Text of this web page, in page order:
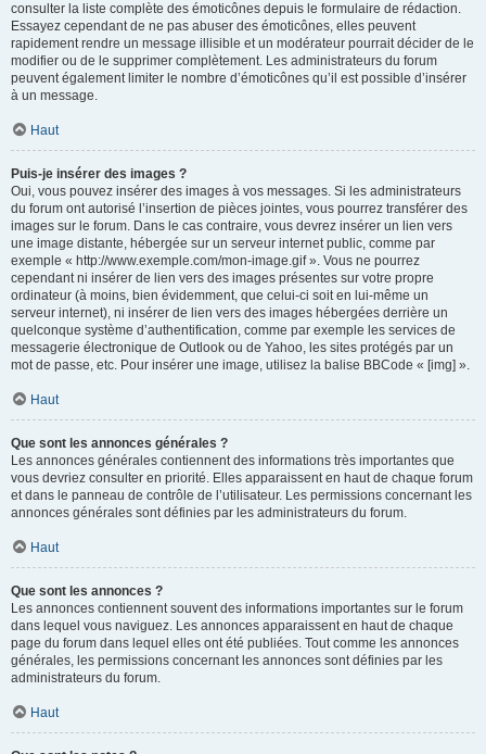
consulter la liste complète des émoticônes depuis le formulaire de rédaction.
Essayez cependant de ne pas abuser des émoticônes, elles peuvent
rapidement rendre un message illisible et un modérateur pourrait décider de le
modifier ou de le supprimer complètement. Les administrateurs du forum
peuvent également limiter le nombre d’émoticônes qu’il est possible d’insérer
à un message.
Haut
Puis-je insérer des images ?
Oui, vous pouvez insérer des images à vos messages. Si les administrateurs
du forum ont autorisé l’insertion de pièces jointes, vous pourrez transférer des
images sur le forum. Dans le cas contraire, vous devrez insérer un lien vers
une image distante, hébergée sur un serveur internet public, comme par
exemple « http://www.exemple.com/mon-image.gif ». Vous ne pourrez
cependant ni insérer de lien vers des images présentes sur votre propre
ordinateur (à moins, bien évidemment, que celui-ci soit en lui-même un
serveur internet), ni insérer de lien vers des images hébergées derrière un
quelconque système d’authentification, comme par exemple les services de
messagerie électronique de Outlook ou de Yahoo, les sites protégés par un
mot de passe, etc. Pour insérer une image, utilisez la balise BBCode « [img] ».
Haut
Que sont les annonces générales ?
Les annonces générales contiennent des informations très importantes que
vous devriez consulter en priorité. Elles apparaissent en haut de chaque forum
et dans le panneau de contrôle de l’utilisateur. Les permissions concernant les
annonces générales sont définies par les administrateurs du forum.
Haut
Que sont les annonces ?
Les annonces contiennent souvent des informations importantes sur le forum
dans lequel vous naviguez. Les annonces apparaissent en haut de chaque
page du forum dans lequel elles ont été publiées. Tout comme les annonces
générales, les permissions concernant les annonces sont définies par les
administrateurs du forum.
Haut